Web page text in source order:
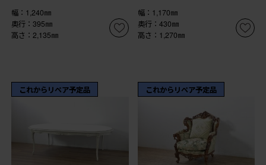
幅：1,240㎜
奥行：395㎜
高さ：2,135㎜
幅：1,170㎜
奥行：430㎜
高さ：1,270㎜
これからリペア予定品 これからリペア予定品